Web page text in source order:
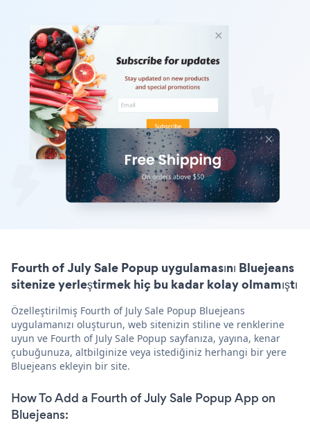
Fourth of July Sale Popup uygulamasını Bluejeans
sitenize yerleştirmek hiç bu kadar kolay olmamıştı
Özelleştirilmiş Fourth of July Sale Popup Bluejeans
uygulamanızı oluşturun, web sitenizin stiline ve renklerine
uyun ve Fourth of July Sale Popup sayfanıza, yayına, kenar
çubuğunuza, altbilginize veya istediğiniz herhangi bir yere
Bluejeans ekleyin bir site.
How To Add a Fourth of July Sale Popup App on
Bluejeans: